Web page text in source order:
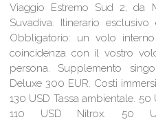
Viaggio Estremo Sud 2, da
Suvadiva. Itinerario
Obbligatorio: un volo
coincidenza con il vostro
persona. Supplemento
Deluxe 300 EUR. Costi
130 USD Tassa ambientale.
110 USD Nitrox. 50